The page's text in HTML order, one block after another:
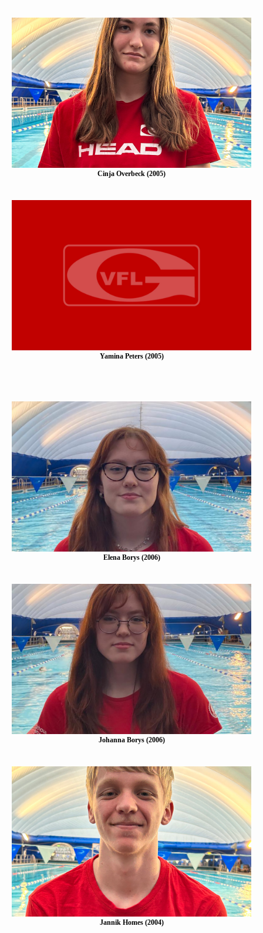
Cinja Overbeck (2005)
Eine Kurzbeschreibung folgt…
Mehr erfahen
Cinja Overbeck (2005)
Yamina Peters (2005)
Eine Kurzbeschreibung folgt…
Mehr erfahen
Yamina Peters (2005)
Elena Borys (2006)
Eine Kurzbeschreibung folgt…
Mehr erfahen
Elena Borys (2006)
Johanna Borys (2006)
Eine Kurzbeschreibung folgt…
Johanna Borys (2006)
Jannik Homes (2006)
Eine Kurzbeschreibung folgt…
Mehr erfahen
Jannik Homes (2004)